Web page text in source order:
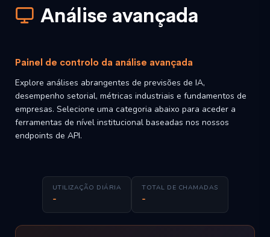
Análise avançada
Painel de controlo da análise avançada
Explore análises abrangentes de previsões de IA,
desempenho setorial, métricas industriais e fundamentos de
empresas. Selecione uma categoria abaixo para aceder a
ferramentas de nível institucional baseadas nos nossos
endpoints de API.
UTILIZAÇÃO DIÁRIA
-
TOTAL DE CHAMADAS
-